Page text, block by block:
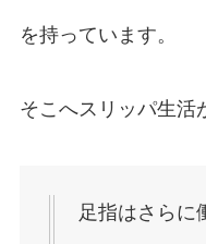
を持っています。
そこへスリッパ生活
足指はさらに